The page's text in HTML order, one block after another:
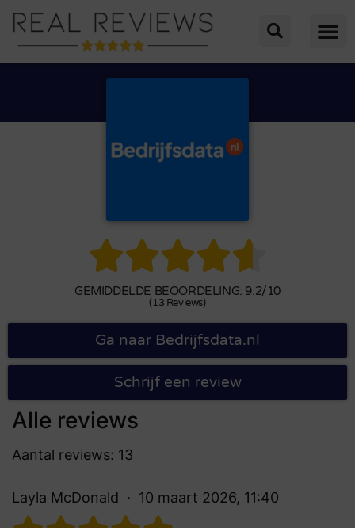

GEMIDDELDE BEOORDELING: 9.2/10
(13 Reviews)
Ga naar Bedrijfsdata.nl
Schrijf een review
Alle reviews
Aantal reviews: 13
Layla McDonald 10 maart 2026, 11:40